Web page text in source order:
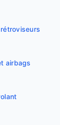
airbags